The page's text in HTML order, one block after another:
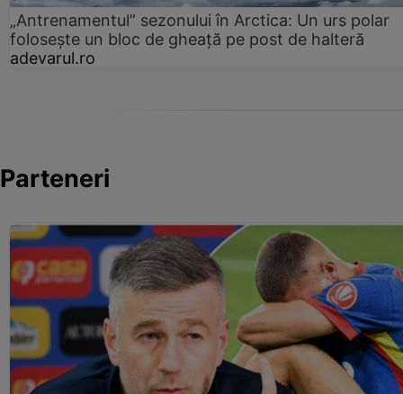
„Antrenamentul” sezonului în Arctica: Un urs polar
folosește un bloc de gheață pe post de halteră
adevarul.ro
Parteneri